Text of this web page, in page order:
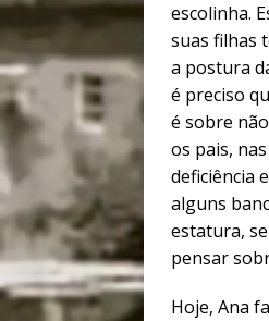
escolinha.
suas filhas
a postura
é preciso
é sobre
os pais,
deficiência
alguns
estatura,
pensar
Hoje, Ana